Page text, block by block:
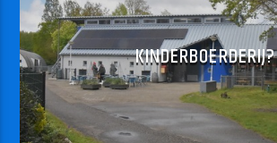
KINDERBOERDERIJ?